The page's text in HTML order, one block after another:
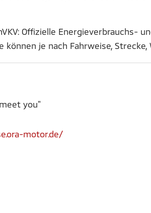
Offizielle Energieverbrauchs-
können je nach Fahrweise,
motor.de/